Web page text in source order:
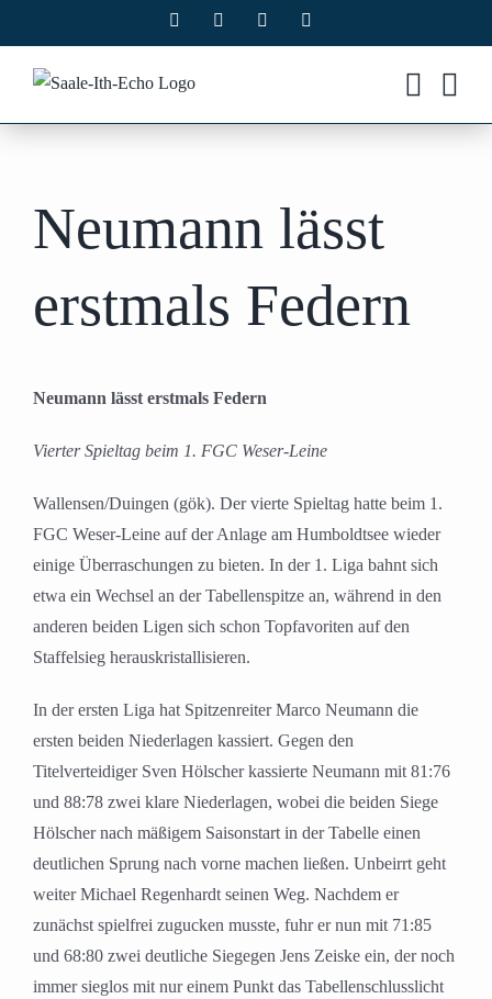
Inhalt
springen
Facebook Instagram
Neumann lässt
erstmals Federn
Neumann lässt erstmals Federn
Vierter Spieltag beim 1. FGC Weser-Leine
Wallensen/Duingen (gök). Der vierte Spieltag hatte beim 1.
FGC Weser-Leine auf der Anlage am Humboldtsee wieder
einige Überraschungen zu bieten. In der 1. Liga bahnt sich
etwa ein Wechsel an der Tabellenspitze an, während in den
anderen beiden Ligen sich schon Topfavoriten auf den
Staffelsieg herauskristallisieren.
In der ersten Liga hat Spitzenreiter Marco Neumann die
ersten beiden Niederlagen kassiert. Gegen den
Titelverteidiger Sven Hölscher kassierte Neumann mit 81:76
und 88:78 zwei klare Niederlagen, wobei die beiden Siege
Hölscher nach mäßigem Saisonstart in der Tabelle einen
deutlichen Sprung nach vorne machen ließen. Unbeirrt geht
weiter Michael Regenhardt seinen Weg. Nachdem er
zunächst spielfrei zugucken musste, fuhr er nun mit 71:85
und 68:80 zwei deutliche Siegegen Jens Zeiske ein, der noch
immer sieglos mit nur einem Punkt das Tabellenschlusslicht